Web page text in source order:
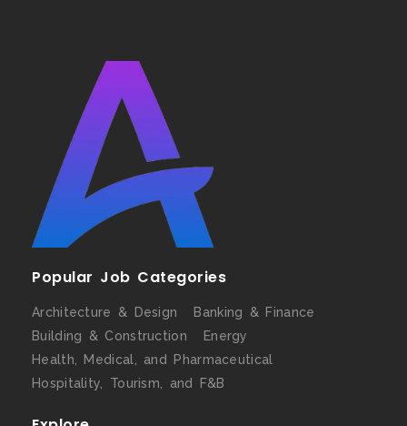
Popular Job Categories
Architecture & Design
Banking & Finance
Building & Construction
Energy
Health, Medical, and Pharmaceutical
Hospitality, Tourism, and F&B